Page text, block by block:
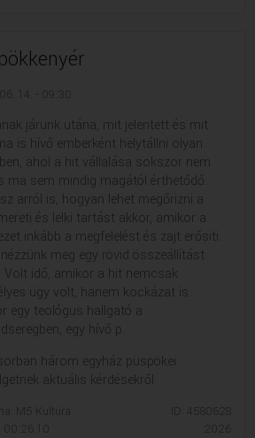
14. - 09:30
járunk utána, mit jelentett és mit
is hívő emberként helytállni olyan
ahol a hit vállalása sokszor nem
ma sem mindig magától érthetődő.
arról is, hogyan lehet megőrizni a
és lelki tartást akkor, amikor a
inkább a megfelelést és zajt erősiti.
meg egy rövid összeállítást
Volt idő, amikor a hit nemcsak
ügy volt, hanem kockázat is.
egy teológus hallgató a
egy hívő p...
három egyház püspökei
aktuális kérdésekről.
M5 Kultúra
00:26:10
ID: 4580628